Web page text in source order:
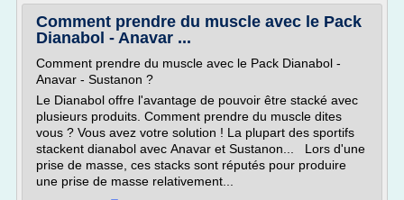
Comment prendre du muscle avec le Pack
Dianabol - Anavar ...
Comment prendre du muscle avec le Pack Dianabol -
Anavar - Sustanon ?
Le Dianabol offre l'avantage de pouvoir être stacké avec
plusieurs produits. Comment prendre du muscle dites
vous ? Vous avez votre solution ! La plupart des sportifs
stackent dianabol avec Anavar et Sustanon... Lors d'une
prise de masse, ces stacks sont réputés pour produire
une prise de masse relativement...